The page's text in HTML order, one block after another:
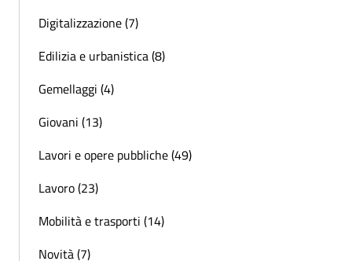
Digitalizzazione (7)
Edilizia e urbanistica (8)
Gemellaggi (4)
Giovani (13)
Lavori e opere pubbliche (49)
Lavoro (23)
Mobilità e trasporti (14)
Novità (7)